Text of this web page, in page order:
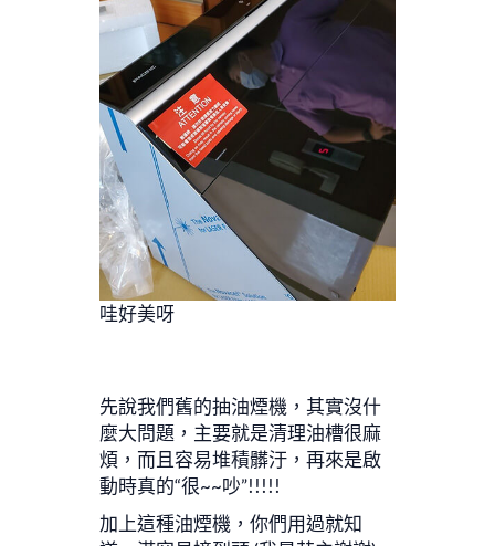
哇好美呀
先說我們舊的抽油煙機，其實沒什
麼大問題，主要就是清理油槽很麻
煩，而且容易堆積髒汙，再來是啟
動時真的“很~~吵”!!!!!
加上這種油煙機，你們用過就知